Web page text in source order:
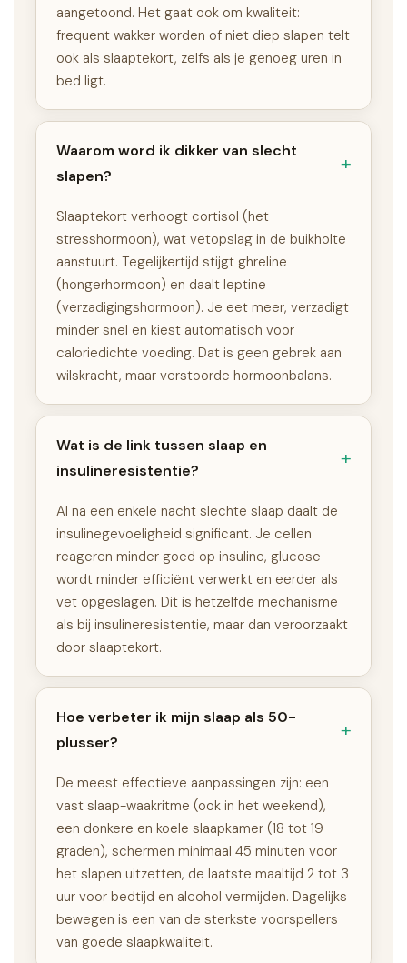
aangetoond. Het gaat ook om kwaliteit:
frequent wakker worden of niet diep slapen telt
ook als slaaptekort, zelfs als je genoeg uren in
bed ligt.
Waarom word ik dikker van slecht
slapen?
Slaaptekort verhoogt cortisol (het
stresshormoon), wat vetopslag in de buikholte
aanstuurt. Tegelijkertijd stijgt ghreline
(hongerhormoon) en daalt leptine
(verzadigingshormoon). Je eet meer, verzadigt
minder snel en kiest automatisch voor
caloriedichte voeding. Dat is geen gebrek aan
wilskracht, maar verstoorde hormoonbalans.
Wat is de link tussen slaap en
insulineresistentie?
Al na een enkele nacht slechte slaap daalt de
insulinegevoeligheid significant. Je cellen
reageren minder goed op insuline, glucose
wordt minder efficiënt verwerkt en eerder als
vet opgeslagen. Dit is hetzelfde mechanisme
als bij insulineresistentie, maar dan veroorzaakt
door slaaptekort.
Hoe verbeter ik mijn slaap als 50-
plusser?
De meest effectieve aanpassingen zijn: een
vast slaap-waakritme (ook in het weekend),
een donkere en koele slaapkamer (18 tot 19
graden), schermen minimaal 45 minuten voor
het slapen uitzetten, de laatste maaltijd 2 tot 3
uur voor bedtijd en alcohol vermijden. Dagelijks
bewegen is een van de sterkste voorspellers
van goede slaapkwaliteit.